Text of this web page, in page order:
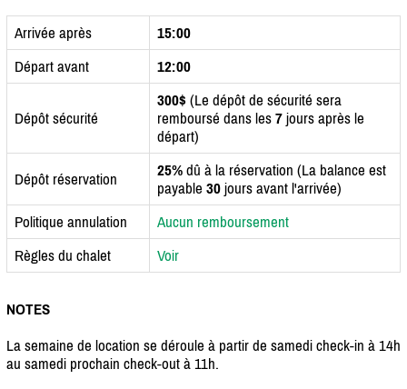
Arrivée après
15:00
Départ avant
12:00
Dépôt sécurité
300$ (Le dépôt de sécurité sera
remboursé dans les 7 jours après le
départ)
Dépôt réservation 25% dû à la réservation (La balance est
payable 30 jours avant l'arrivée)
Politique annulation
Aucun remboursement
Règles du chalet
Voir
NOTES
La semaine de location se déroule à partir de samedi check-in à 14h
au samedi prochain check-out à 11h.